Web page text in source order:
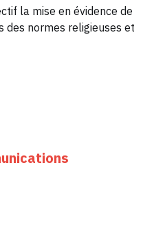
la mise en évidence de
des normes religieuses et